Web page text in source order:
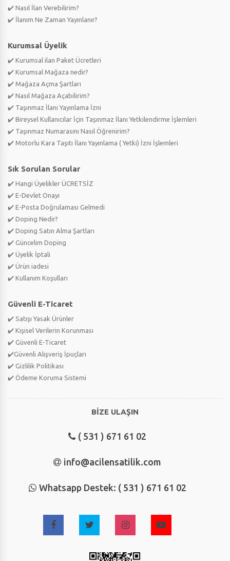
✔️ Nasıl İlan Verebilirim?
✔️ İlanım Ne Zaman Yayınlanır?
Kurumsal Üyelik
✔️ Kurumsal ilan Paket Ücretleri
✔️ Kurumsal Mağaza nedir?
✔️ Mağaza Açma Şartları
✔️ Nasıl Mağaza Açabilirim?
✔️ Taşınmaz İlanı Yayınlama İzni
✔️ Bireysel Kullanıcılar İçin Taşınmaz İlanı Yetkilendirme İşlemleri
✔️ Taşınmaz Numarasını Nasıl Öğrenirim?
✔️ Motorlu Kara Taşıtı İlanı Yayınlama ( Yetki) İzni İşlemleri
Sık Sorulan Sorular
✔️ Hangi Üyelikler ÜCRETSİZ
✔️ E-Devlet Onayı
✔️ E-Posta Doğrulaması Gelmedi
✔️ Doping Nedir?
✔️ Doping Satın Alma Şartları
✔️ Güncelim Doping
✔️ Üyelik İptali
✔️ Ürün iadesi
✔️ Kullanım Koşulları
Güvenli E-Ticaret
✔️ Satışı Yasak Ürünler
✔️ Kişisel Verilerin Korunması
✔️ Güvenli E-Ticaret
✔️Güvenli Alışveriş İpuçları
✔️ Gizlilik Politikası
✔️ Ödeme Koruma Sistemi
BİZE ULAŞIN
( 531 ) 671 61 02
info@acilensatilik.com
Whatsapp Destek: ( 531 ) 671 61 02